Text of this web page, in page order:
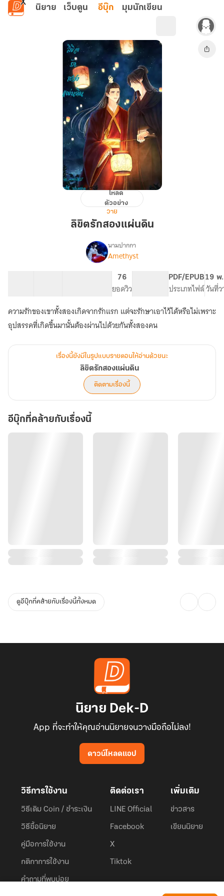
ข้ามไปยังเนื้อหาหลัก
นิยาย เว็บตูน อีบุ๊ก มุมนักเขียน
สอง
โหลด
ตัวอย่าง
วาย
ลิขิตรักสองแผ่นดิน
เรื่อง
รัก
สอง
แผ่น
นามปากกา
Amethyst
76
ยอดวิว
PDF/EPUB
ประเภทไฟล์
19 พ
วันที่ว
ความรักของเขาทั้งสองเกิดจากรักแรก แต่จะรักษาเอาไว้ได้หรือไม่เพราะ
อุปสรรคที่เกิดขึ้นมานั้นต้องผ่านไปด้วยกันทั้งสองคน
เรื่องนี้ยังมีในรูปแบบรายตอนให้อ่านด้วยนะ
ลิขิตรักสองแผ่นดิน
ติดตามเรื่องนี้
อีบุ๊กที่คล้ายกับเรื่องนี้
ดูอีบุ๊กที่คล้ายกับเรื่องนี้ทั้งหมด
นิยาย Dek-D
App ที่จะทำให้คุณอ่านนิยายจนวางมือถือไม่ลง!
ดาวน์โหลดแอป
วิธีการใช้งาน
วิธีเติม Coin / ชำระเงิน
วิธีซื้อนิยาย
คู่มือการใช้งาน
กติกาการใช้งาน
คำถามที่พบบ่อย
ติดต่อเรา
LINE Official
Facebook
X
Tiktok
เพิ่มเติม
ข่าวสาร
เขียนนิยาย